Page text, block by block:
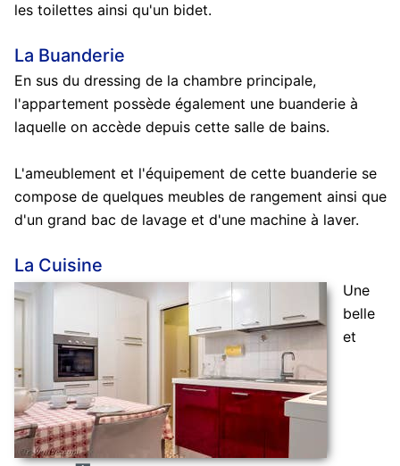
les toilettes ainsi qu'un bidet.
La Buanderie
En sus du dressing de la chambre principale,
l'appartement possède également une buanderie à
laquelle on accède depuis cette salle de bains.
L'ameublement et l'équipement de cette buanderie se
compose de quelques meubles de rangement ainsi que
d'un grand bac de lavage et d'une machine à laver.
La Cuisine
Une
belle
et